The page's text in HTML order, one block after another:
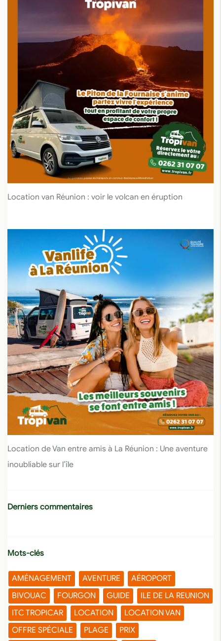
Location van Réunion : voir le volcan en éruption
Location de Van entre amis à La Réunion : Une aventure
inoubliable sur l’île
Derniers commentaires
Mots-clés
AMÉNAGEMENT AVENTURE
AÉROPORT
BIVOUAC
FOURGON GUIDE
ILE DE LA REUNION
ITC TROPICAR
LOCATION
LOCATION VAN
OFFRE SPÉCIALE
PLAGE PRIX